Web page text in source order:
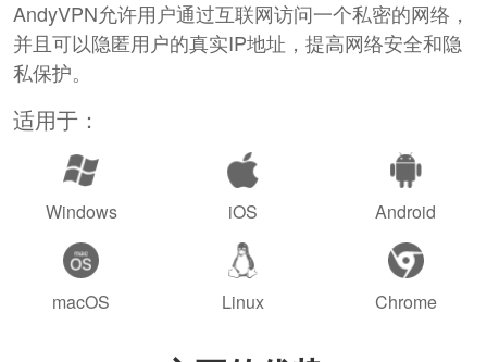
AndyVPN允许用户通过互联网访问一个私密的网络，
并且可以隐匿用户的真实IP地址，提高网络安全和隐
私保护。
适用于：
Windows iOS Android
macOS Linux Chrome